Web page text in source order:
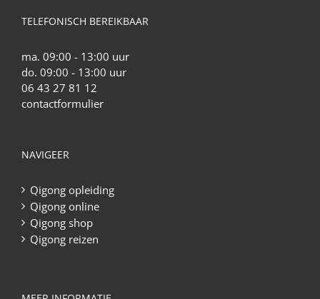
TELEFONISCH BEREIKBAAR
ma. 09:00 - 13:00 uur
do. 09:00 - 13:00 uur
06 43 27 81 12
contactformulier
NAVIGEER
Qigong opleiding
Qigong online
Qigong shop
Qigong reizen